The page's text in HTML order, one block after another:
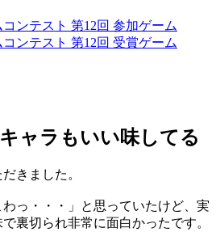
ンテスト 第12回 参加ゲーム
ンテスト 第12回 受賞ゲーム
ャラもいい味してる
きました。
っ・・・」と思っていたけど、実
裏切られ非常に面白かったです。